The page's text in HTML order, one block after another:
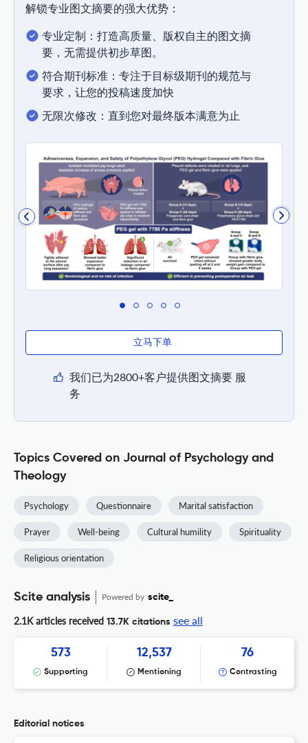
解锁专业图文摘要的强大优势：
专业定制：打造高质量、版权自主的图文摘
要，无需提供初步草图。
符合期刊标准：专注于目标级期刊的规范与
要求，让您的投稿速度加快
无限次修改：直到您对最终版本满意为止
立马下单
我们已为2800+客户提供图文摘要 服
务
Topics Covered on Journal of Psychology and
Theology
Psychology Questionnaire Marital satisfaction
Prayer Well-being Cultural humility Spirituality
Religious orientation
Scite analysis Powered by scite_
2.1K articles received 13.7K citations see all
573
Supporting
12,537
Mentioning
76
Contrasting
Editorial notices